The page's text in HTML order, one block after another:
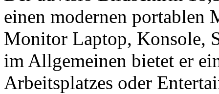
einen modernen
Monitor Laptop, Konsole,
im Allgemeinen bietet er
Arbeitsplatzes oder